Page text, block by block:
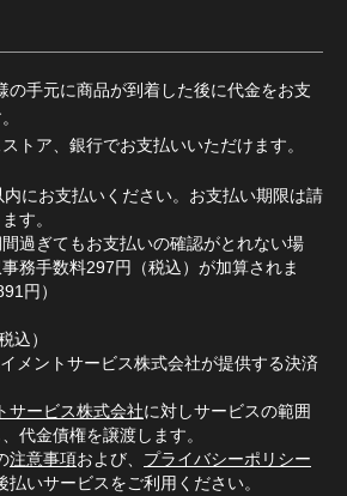
の手元に商品が到着した後に代金をお支
トア、銀行でお支払いいただけます。
にお支払いください。お支払い期限は請
す。
過ぎてもお支払いの確認がとれない場
務手数料297円（税込）が加算されま
円）
込）
メントサービス株式会社が提供する決済
サービス株式会社に対しサービスの範囲
代金債権を譲渡します。
注意事項および、 プライバシーポリシー
いサービスをご利用ください。